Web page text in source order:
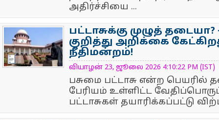
அதிர்ச்சியை ...
NewsIcon
பட்டாசுக்கு முழுத் தடையா?
குறித்து அறிக்கை
நீதிமன்றம்!
வியாழன் 23, ஜூலை 2026 4:10:22 PM (IST)
பசுமை பட்டாசு என்ற பெயரில்
பேரியம் உள்ளிட்ட
பட்டாசுகள் தயாரிக்கப்பட்டு